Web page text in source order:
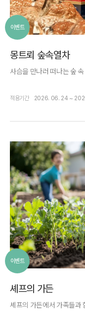
이벤트
몽트뢰 숲속열차
사슴을 만나러 떠나는 숲
적용기간 2026. 06. 24 ~
이벤트
셰프의 가든
셰프의 가든에서 가족들과